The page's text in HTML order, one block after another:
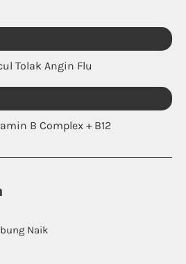
Tolak Angin Flu
B Complex + B12
Naik